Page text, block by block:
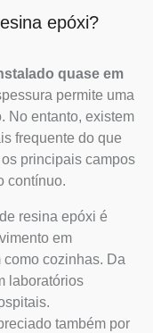
epóxi?
quase em
permite uma
No entanto, existem
frequente do que
principais campos
contínuo.
resina epóxi é
em
como cozinhas. Da
laboratórios
também por